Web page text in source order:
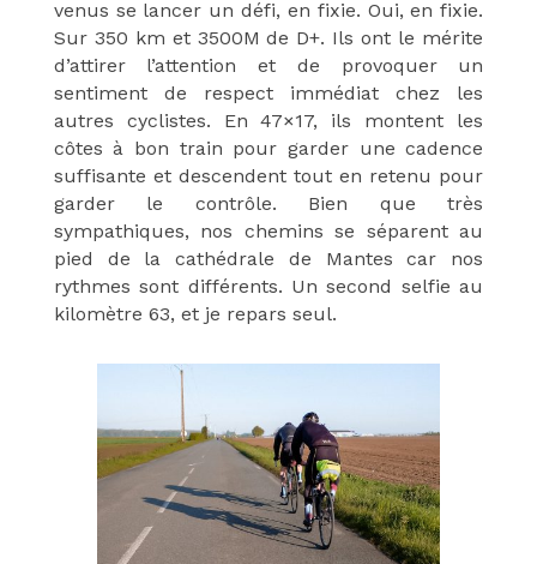
venus se lancer un défi, en fixie. Oui, en fixie.
Sur 350 km et 3500M de D+. Ils ont le mérite
d’attirer l’attention et de provoquer un
sentiment de respect immédiat chez les
autres cyclistes. En 47×17, ils montent les
côtes à bon train pour garder une cadence
suffisante et descendent tout en retenu pour
garder le contrôle. Bien que très
sympathiques, nos chemins se séparent au
pied de la cathédrale de Mantes car nos
rythmes sont différents. Un second selfie au
kilomètre 63, et je repars seul.